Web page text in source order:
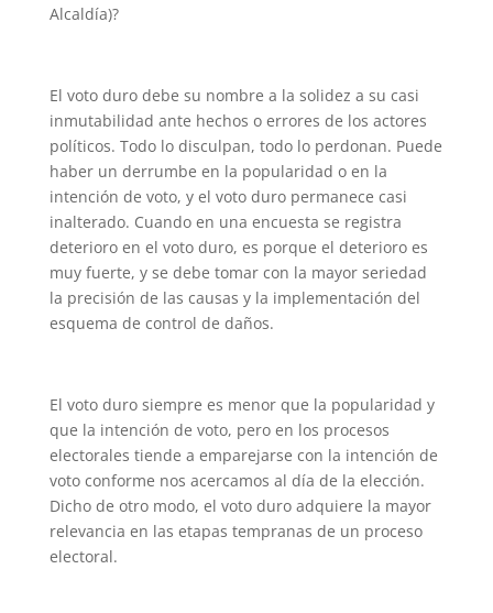
Alcaldía)?
El voto duro debe su nombre a la solidez a su casi
inmutabilidad ante hechos o errores de los actores
políticos. Todo lo disculpan, todo lo perdonan. Puede
haber un derrumbe en la popularidad o en la
intención de voto, y el voto duro permanece casi
inalterado. Cuando en una encuesta se registra
deterioro en el voto duro, es porque el deterioro es
muy fuerte, y se debe tomar con la mayor seriedad
la precisión de las causas y la implementación del
esquema de control de daños.
El voto duro siempre es menor que la popularidad y
que la intención de voto, pero en los procesos
electorales tiende a emparejarse con la intención de
voto conforme nos acercamos al día de la elección.
Dicho de otro modo, el voto duro adquiere la mayor
relevancia en las etapas tempranas de un proceso
electoral.